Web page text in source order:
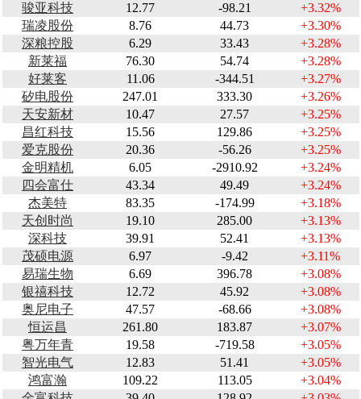
骏亚科技
12.77 -98.21
+3.32%
瑞凌股份
8.76 44.73
+3.30%
深粮控股
6.29 33.43
+3.28%
新莱福
76.30 54.74
+3.28%
好莱客
11.06 -344.51
+3.27%
矽电股份
247.01 333.30
+3.26%
天安新材
10.47 27.57
+3.25%
昌红科技
15.56 129.86
+3.25%
爱克股份
20.36 -56.26
+3.25%
金明精机
6.05 -2910.92
+3.24%
四会富仕
43.34 49.49
+3.24%
杰美特
83.35 -174.99
+3.18%
天创时尚
19.10 285.00
+3.13%
深科技
39.91 52.41
+3.13%
茂硕电源
6.97 -9.42
+3.11%
易瑞生物
6.69 396.78
+3.08%
银禧科技
12.72 45.92
+3.08%
奥尼电子
47.57 -68.66
+3.08%
恒运昌
261.80 183.87
+3.07%
粤万年青
19.58 -719.58
+3.05%
智光电气
12.83 51.41
+3.05%
鸿富瀚
109.22 113.05
+3.04%